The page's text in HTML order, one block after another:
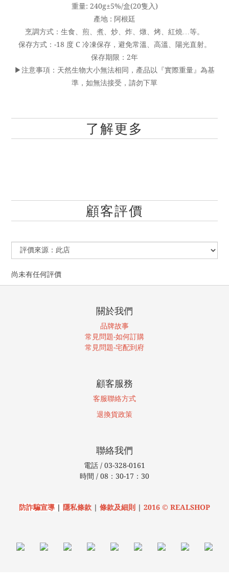
重量: 240g±5%/盒(20隻入)
產地 : 阿根廷
烹調方式：生食、煎、煮、炒、炸、燉、烤、紅燒…等。
保存方式：-18 度 C 冷凍保存，避免常溫、高溫、陽光直射。
保存期限：2年
▶︎注意事項：天然生物大小無法相同，產品以『實際重量』為基
準，如無法接受，請勿下單
了解更多
顧客評價
尚未有任何評價
關於我們
品牌故事
常見問題-如何訂購
常見問題-宅配到府
顧客服務
客服聯絡方式
退換貨政策
聯絡我們
電話 / 03-328-0161
時間 / 08：30-17：30
防詐騙宣導 | 隱私條款 | 條款及細則 | 2016 © REALSHOP